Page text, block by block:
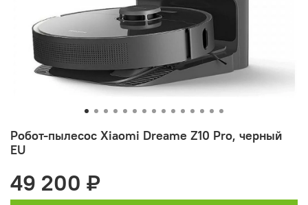
Робот-пылесос Xiaomi Dreame Z10 Pro, черный
EU
49 200 ₽